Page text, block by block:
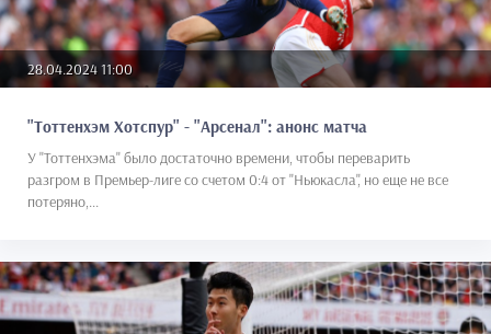
28.04.2024 11:00
"Тоттенхэм Хотспур" - "Арсенал": анонс матча
У "Тоттенхэма" было достаточно времени, чтобы переварить
разгром в Премьер-лиге со счетом 0:4 от "Ньюкасла", но еще не все
потеряно,...